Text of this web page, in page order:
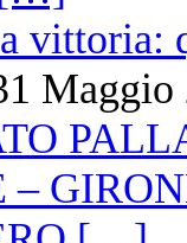
vittoria:
Maggio